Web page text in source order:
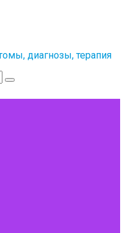
диагнозы, терапия